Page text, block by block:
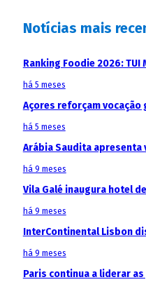
Notícias mais
Ranking Foodie 2026:
há 5 meses
Açores reforçam vocação
há 5 meses
Arábia Saudita
há 9 meses
Vila Galé inaugura hotel
há 9 meses
InterContinental Lisbon
há 9 meses
Paris continua a liderar